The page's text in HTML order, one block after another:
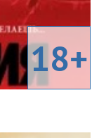
18+